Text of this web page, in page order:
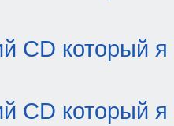
CD который я
CD который я